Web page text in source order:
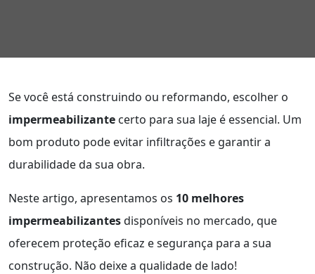
Se você está construindo ou reformando, escolher o
impermeabilizante certo para sua laje é essencial. Um
bom produto pode evitar infiltrações e garantir a
durabilidade da sua obra.
Neste artigo, apresentamos os 10 melhores
impermeabilizantesdisponíveis no mercado, que
oferecem proteção eficaz e segurança para a sua
construção. Não deixe a qualidade de lado!